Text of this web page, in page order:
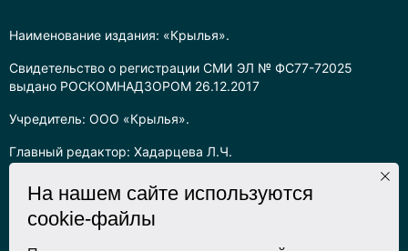
Наименование издания: «Крылья».
Свидетельство о регистрации СМИ ЭЛ № ФС77-72025
выдано РОСКОМНАДЗОРОМ 26.12.2017
Учредитель: ООО «Крылья».
Главный редактор: Хадарцева Л.Ч.
Информация на сайте предназначена для лиц старше 16 лет.
Все права на любые материалы, опубликованные на сайте,
защищены в соответствии с российским законодательством
На нашем сайте используются
cookie-файлы